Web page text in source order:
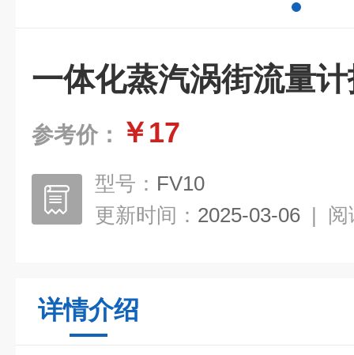
一体化蒸汽涡街流量
参考价： ￥17
型号： FV10
更新时间： 2025-03-06 | 阅
详情介绍